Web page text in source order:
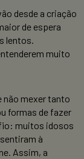
desde a criação
de espera
lentos.
muito
não mexer tanto
formas de fazer
muitos idosos
à
Assim, a